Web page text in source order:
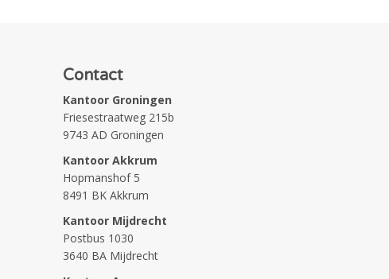
Contact
Kantoor Groningen
Friesestraatweg 215b
9743 AD Groningen
Kantoor Akkrum
Hopmanshof 5
8491 BK Akkrum
Kantoor Mijdrecht
Postbus 1030
3640 BA Mijdrecht